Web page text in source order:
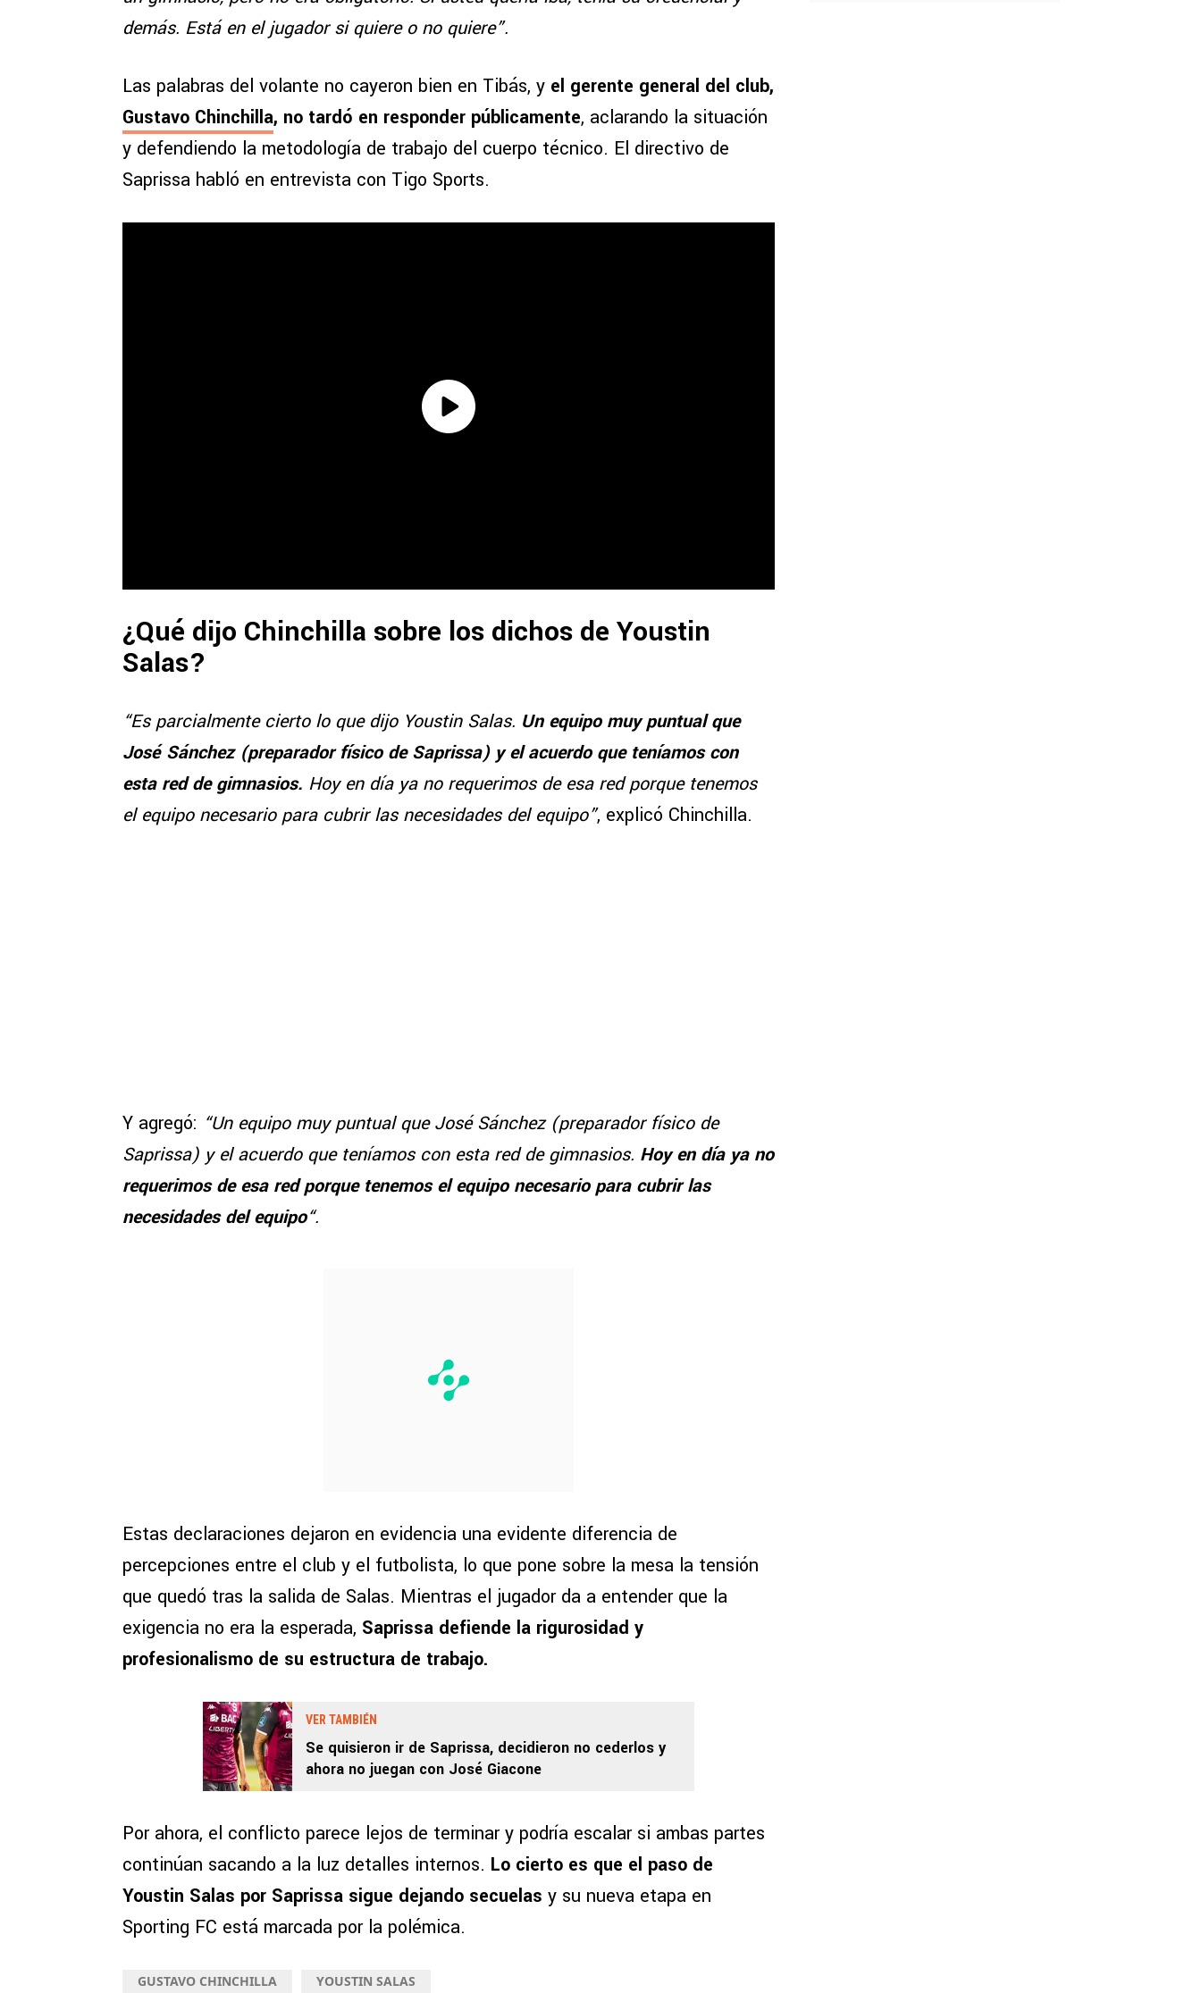
demás. Está en el jugador si quiere o no quiere”.
Las palabras del volante no cayeron bien en Tibás, y el gerente general del club,
Gustavo Chinchilla, no tardó en responder públicamente, aclarando la situación
y defendiendo la metodología de trabajo del cuerpo técnico. El directivo de
Saprissa habló en entrevista con Tigo Sports.
¿Qué dijo Chinchilla sobre los dichos de Youstin
Salas?
“Es parcialmente cierto lo que dijo Youstin Salas. Un equipo muy puntual que
José Sánchez (preparador físico de Saprissa) y el acuerdo que teníamos con
esta red de gimnasios. Hoy en día ya no requerimos de esa red porque tenemos
el equipo necesario para cubrir las necesidades del equipo”, explicó Chinchilla.
Y agregó: “Un equipo muy puntual que José Sánchez (preparador físico de
Saprissa) y el acuerdo que teníamos con esta red de gimnasios. Hoy en día ya no
requerimos de esa red porque tenemos el equipo necesario para cubrir las
necesidades del equipo“.
Estas declaraciones dejaron en evidencia una evidente diferencia de
percepciones entre el club y el futbolista, lo que pone sobre la mesa la tensión
que quedó tras la salida de Salas. Mientras el jugador da a entender que la
exigencia no era la esperada, Saprissa defiende la rigurosidad y
profesionalismo de su estructura de trabajo.
VER TAMBIÉN
Se quisieron ir de Saprissa, decidieron no cederlos y
ahora no juegan con José Giacone
Por ahora, el conflicto parece lejos de terminar y podría escalar si ambas partes
continúan sacando a la luz detalles internos. Lo cierto es que el paso de
Youstin Salas por Saprissa sigue dejando secuelas y su nueva etapa en
Sporting FC está marcada por la polémica.
GUSTAVO CHINCHILLA YOUSTIN SALAS